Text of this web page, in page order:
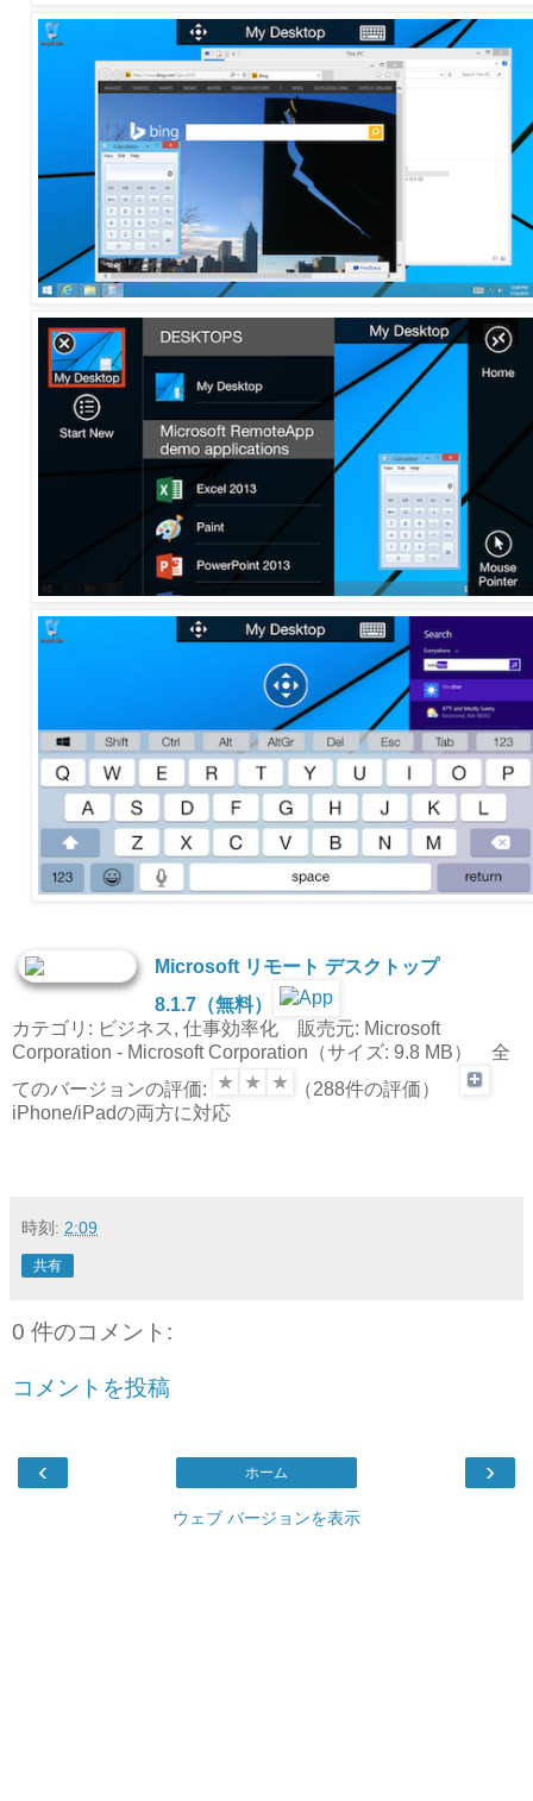
Microsoft リモート デスクトップ
8.1.7（無料）
カテゴリ: ビジネス, 仕事効率化 販売元: Microsoft
Corporation - Microsoft Corporation（サイズ: 9.8 MB） 全
てのバージョンの評価:
（288件の評価）
iPhone/iPadの両方に対応
時刻: 2:09
共有
0 件のコメント:
コメントを投稿
‹ ›
ホーム
ウェブ バージョンを表示